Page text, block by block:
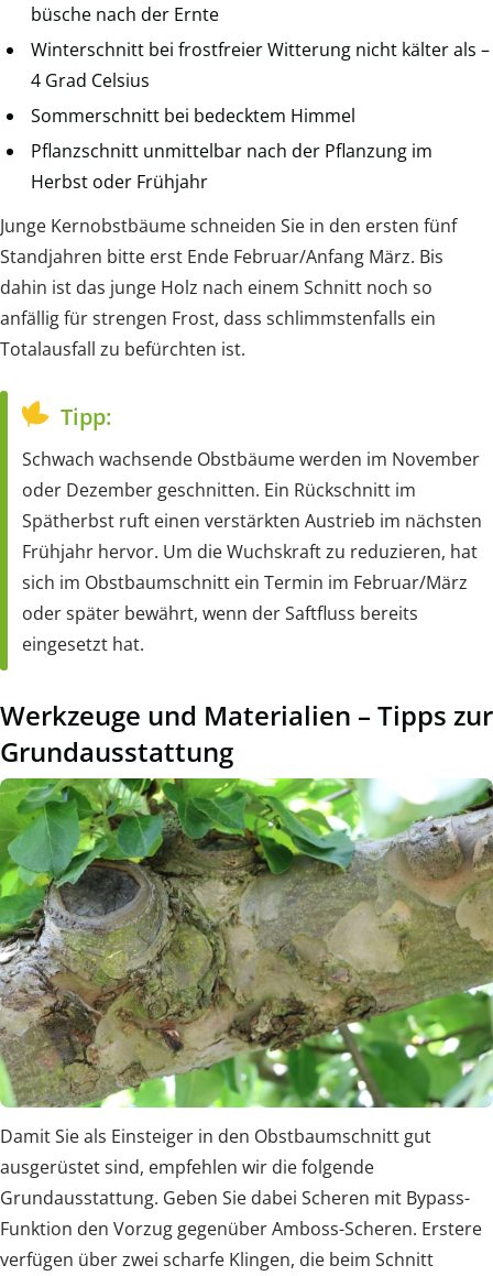
büsche nach der Ernte
Winterschnitt bei frostfreier Witterung nicht kälter als –
4 Grad Celsius
Sommerschnitt bei bedecktem Himmel
Pflanzschnitt unmittelbar nach der Pflanzung im
Herbst oder Frühjahr
Junge Kernobstbäume schneiden Sie in den ersten fünf
Standjahren bitte erst Ende Februar/Anfang März. Bis
dahin ist das junge Holz nach einem Schnitt noch so
anfällig für strengen Frost, dass schlimmstenfalls ein
Totalausfall zu befürchten ist.
Tipp:
Schwach wachsende Obstbäume werden im November
oder Dezember geschnitten. Ein Rückschnitt im
Spätherbst ruft einen verstärkten Austrieb im nächsten
Frühjahr hervor. Um die Wuchskraft zu reduzieren, hat
sich im Obstbaumschnitt ein Termin im Februar/März
oder später bewährt, wenn der Saftfluss bereits
eingesetzt hat.
Werkzeuge und Materialien – Tipps zur
Grundausstattung
Damit Sie als Einsteiger in den Obstbaumschnitt gut
ausgerüstet sind, empfehlen wir die folgende
Grundausstattung. Geben Sie dabei Scheren mit Bypass-
Funktion den Vorzug gegenüber Amboss-Scheren. Erstere
verfügen über zwei scharfe Klingen, die beim Schnitt